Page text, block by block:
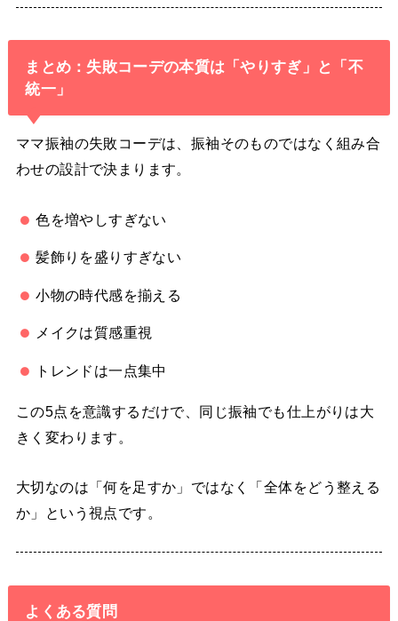
まとめ：失敗コーデの本質は「やりすぎ」と「不
統一」
ママ振袖の失敗コーデは、振袖そのものではなく組み合
わせの設計で決まります。
色を増やしすぎない
髪飾りを盛りすぎない
小物の時代感を揃える
メイクは質感重視
トレンドは一点集中
この5点を意識するだけで、同じ振袖でも仕上がりは大
きく変わります。
大切なのは「何を足すか」ではなく「全体をどう整える
か」という視点です。
よくある質問